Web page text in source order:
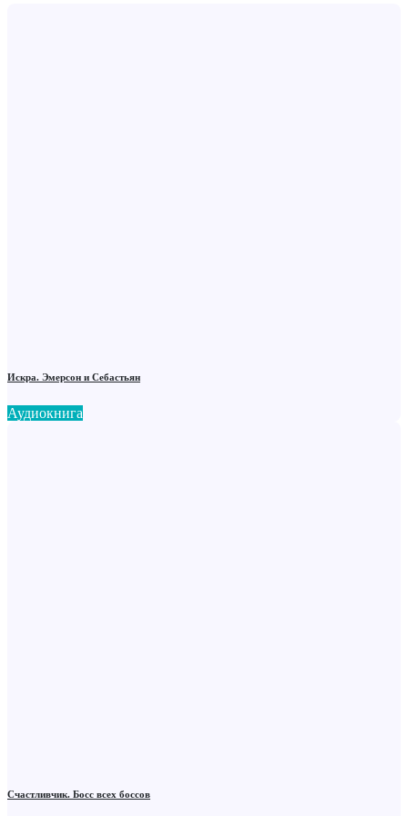
Искра. Эмерсон и Себастьян
Аудиокнига
Счастливчик. Босс всех боссов